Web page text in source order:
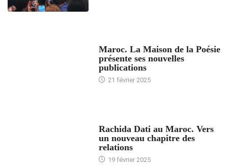
Maroc. La Maison de la Poésie
présente ses nouvelles
publications
21 février 2025
Rachida Dati au Maroc. Vers
un nouveau chapitre des
relations
19 février 2025